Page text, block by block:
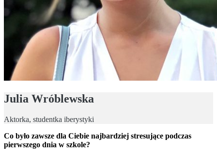
Julia Wróblewska
Aktorka, studentka iberystyki
Co było zawsze dla Ciebie najbardziej stresujące podczas
pierwszego dnia w szkole?